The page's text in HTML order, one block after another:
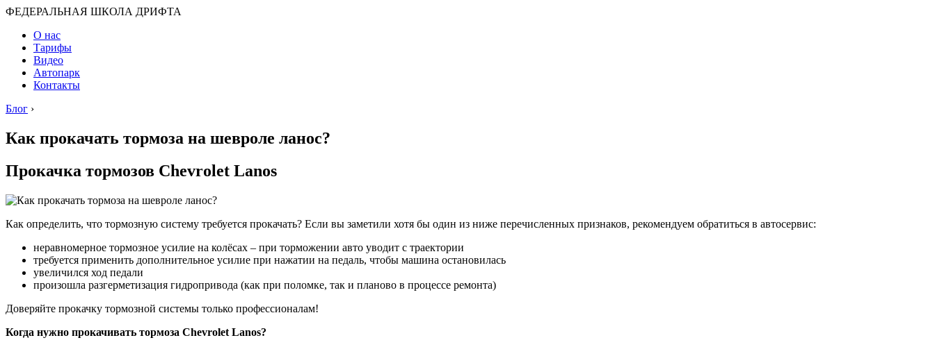
ФЕДЕРАЛЬНАЯ ШКОЛА ДРИФТА
О нас
Тарифы
Видео
Автопарк
Контакты
Блог ›
Как прокачать тормоза на шевроле ланос?
Прокачка тормозов Chevrolet Lanos
Как определить, что тормозную систему требуется прокачать? Если вы заметили хотя бы один из ниже перечисленных признаков, рекомендуем обратиться в автосервис:
неравномерное тормозное усилие на колёсах – при торможении авто уводит с траектории
требуется применить дополнительное усилие при нажатии на педаль, чтобы машина остановилась
увеличился ход педали
произошла разгерметизация гидропривода (как при поломке, так и планово в процессе ремонта)
Доверяйте прокачку тормозной системы только профессионалам!
Когда нужно прокачивать тормоза Chevrolet Lanos?